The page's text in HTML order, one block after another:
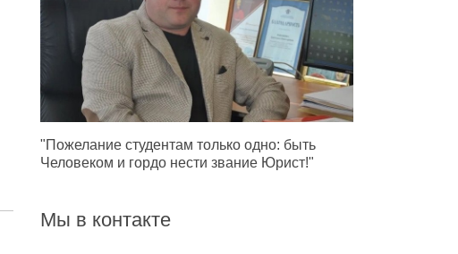
"Пожелание студентам только одно: быть
Человеком и гордо нести звание Юрист!"
Мы в контакте